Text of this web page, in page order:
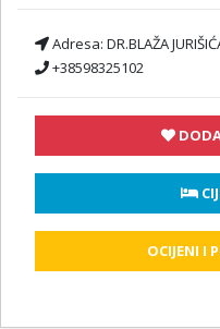
Adresa: DR.BLAŽA
+38598325102
OCIJENI I